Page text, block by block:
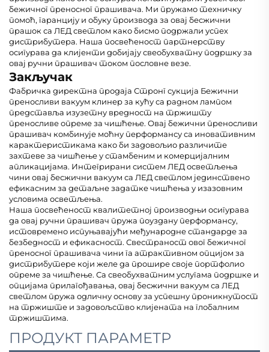
бежичног преносног прашивача. Ми пружамо техничку
помоћ, гаранцију и обуку производа за овај бесжични
прашок са ЛЕД светлом како бисмо подржали успех
дистрибутера. Наша посвећеност партнерству
осигурава да клијенти добијају свеобухватну подршку за
овај ручни прашивач током пословне везе.
Закључак
Фабричка директна продаја Стронг сукција Бежични
преносливи вакуум клинер за кућу са радном лампом
представља изузетну вредност на тржишту
преносливе опреме за чишћење. Овај бежични преносливи
прашивач комбинује моћну перформансу са иновативним
карактеристикама како би задовољио различите
захтеве за чишћење у стамбеним и комерцијалним
апликацијама. Интегрирани систем ЛЕД осветљења
чини овај бесжични вакуум са ЛЕД светлом јединствено
ефикасним за детаљне задатке чишћења у изазовним
условима осветљења.
Наша посвећеност квалитетној производњи осигурава
да овај ручни прашивач пружа поуздану перформансу,
истовремено испуњавајући међународне стандарде за
безбедност и ефикасност. Свестраност овог бежичног
преносног прашивача чини га атрактивном опцијом за
дистрибутере који желе да прошире своје портфолио
опреме за чишћење. Са свеобухватним услугама подршке и
опцијама прилагођавања, овај бесжични вакуум са ЛЕД
светлом пружа одличну основу за успешну проникнутост
на тржиште и задовољство клијената на глобалним
тржиштима.
ПРОДУКТ ПАРАМЕТР